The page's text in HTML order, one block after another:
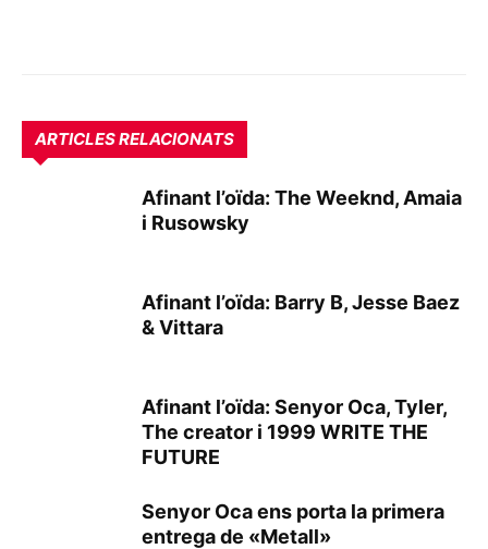
ARTICLES RELACIONATS
Afinant l’oïda: The Weeknd, Amaia
i Rusowsky
Afinant l’oïda: Barry B, Jesse Baez
& Vittara
Afinant l’oïda: Senyor Oca, Tyler,
The creator i 1999 WRITE THE
FUTURE
Senyor Oca ens porta la primera
entrega de «Metall»